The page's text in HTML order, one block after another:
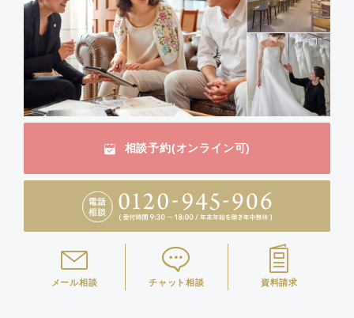
相談予約(オンライン可)
メール相談 チャット相談 資料請求